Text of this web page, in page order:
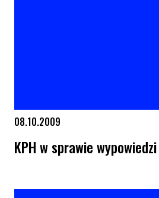
08.10.2009
KPH w sprawie